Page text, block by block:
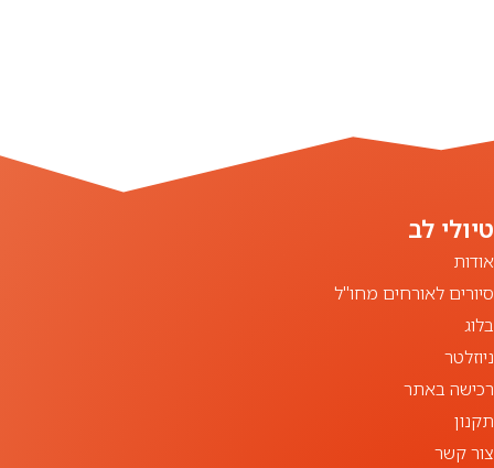
אודות
סיורים לאורחים מחו"ל
בלוג
ניוזלטר
רכישה באתר
תקנון
צור קשר